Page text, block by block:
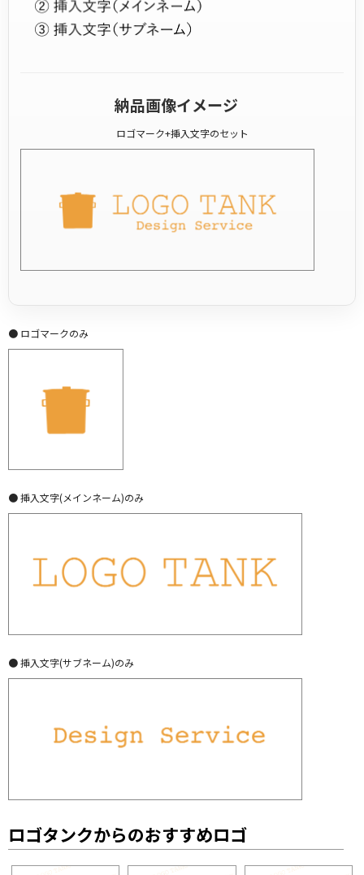
納品画像イメージ
ロゴマーク+挿入文字のセット
● ロゴマークのみ
● 挿入文字(メインネーム)のみ
● 挿入文字(サブネーム)のみ
ロゴタンクからのおすすめロゴ